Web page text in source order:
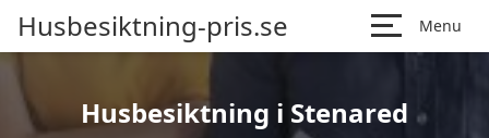
Husbesiktning-pris.se Menu
Husbesiktning i Stenared